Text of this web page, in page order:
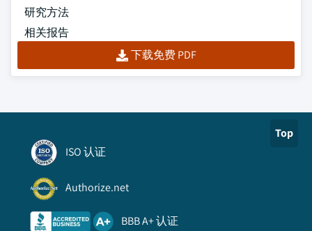
研究方法
相关报告
下载免费 PDF
Top
ISO 认证
Authorize.net
BBB A+ 认证